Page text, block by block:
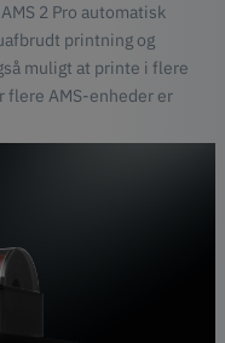
2 Pro automatisk
printning og
muligt at printe i flere
flere AMS-enheder er